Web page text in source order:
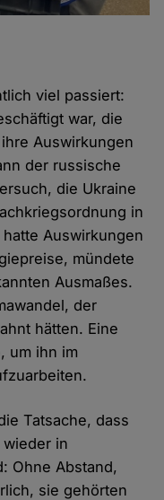
viel passiert:
war, die
Auswirkungen
der russische
die Ukraine
in
Auswirkungen
mündete
Ausmaßes.
der
hätten. Eine
um ihn im
Tatsache, dass
in
Ohne Abstand,
sie gehörten